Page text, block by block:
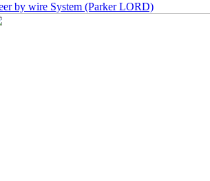
by wire System (Parker LORD)